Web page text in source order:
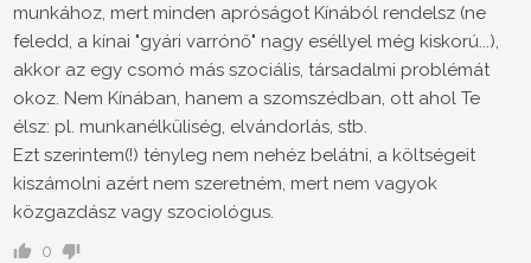
munkához, mert minden apróságot Kínából rendelsz (ne
feledd, a kínai "gyári varrónő" nagy eséllyel még kiskorú...),
akkor az egy csomó más szociális, társadalmi problémát
okoz. Nem Kínában, hanem a szomszédban, ott ahol Te
élsz: pl. munkanélküliség, elvándorlás, stb.
Ezt szerintem(!) tényleg nem nehéz belátni, a költségeit
kiszámolni azért nem szeretném, mert nem vagyok
közgazdász vagy szociológus.
0